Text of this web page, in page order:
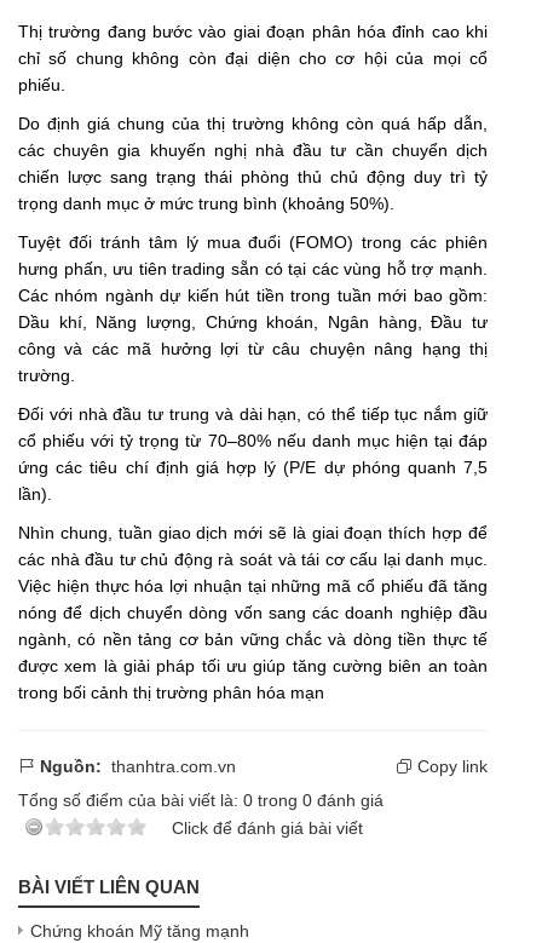
Thị trường đang bước vào giai đoạn phân hóa đỉnh cao khi
chỉ số chung không còn đại diện cho cơ hội của mọi cổ
phiếu.
Do định giá chung của thị trường không còn quá hấp dẫn,
các chuyên gia khuyến nghị nhà đầu tư cần chuyển dịch
chiến lược sang trạng thái phòng thủ chủ động duy trì tỷ
trọng danh mục ở mức trung bình (khoảng 50%).
Tuyệt đối tránh tâm lý mua đuổi (FOMO) trong các phiên
hưng phấn, ưu tiên trading sẵn có tại các vùng hỗ trợ mạnh.
Các nhóm ngành dự kiến hút tiền trong tuần mới bao gồm:
Dầu khí, Năng lượng, Chứng khoán, Ngân hàng, Đầu tư
công và các mã hưởng lợi từ câu chuyện nâng hạng thị
trường.
Đối với nhà đầu tư trung và dài hạn, có thể tiếp tục nắm giữ
cổ phiếu với tỷ trọng từ 70–80% nếu danh mục hiện tại đáp
ứng các tiêu chí định giá hợp lý (P/E dự phóng quanh 7,5
lần).
Nhìn chung, tuần giao dịch mới sẽ là giai đoạn thích hợp để
các nhà đầu tư chủ động rà soát và tái cơ cấu lại danh mục.
Việc hiện thực hóa lợi nhuận tại những mã cổ phiếu đã tăng
nóng để dịch chuyển dòng vốn sang các doanh nghiệp đầu
ngành, có nền tảng cơ bản vững chắc và dòng tiền thực tế
được xem là giải pháp tối ưu giúp tăng cường biên an toàn
trong bối cảnh thị trường phân hóa mạn
Nguồn: thanhtra.com.vn
Copy link
Tổng số điểm của bài viết là: 0 trong 0 đánh giá
Click để đánh giá bài viết
BÀI VIẾT LIÊN QUAN
Chứng khoán Mỹ tăng mạnh